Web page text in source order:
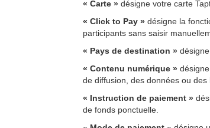
« Carte » désigne votre carte
« Click to Pay » désigne la
participants sans saisir
« Pays de destination »
« Contenu numérique » désigne
de diffusion, des données ou des
« Instruction de paiement »
de fonds ponctuelle.